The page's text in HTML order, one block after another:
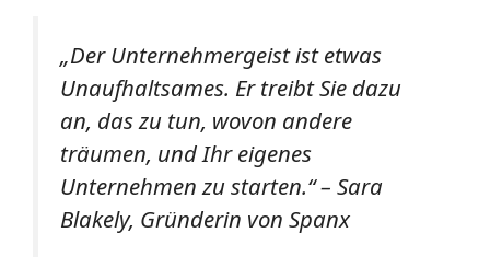
„Der Unternehmergeist ist etwas
Unaufhaltsames. Er treibt Sie dazu
an, das zu tun, wovon andere
träumen, und Ihr eigenes
Unternehmen zu starten.“– Sara
Blakely, Gründerin von Spanx